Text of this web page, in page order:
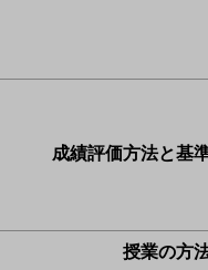
成績評価方法と基
授業の方